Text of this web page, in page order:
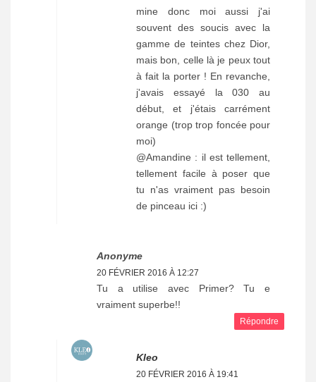
mine donc moi aussi j'ai
souvent des soucis avec la
gamme de teintes chez Dior,
mais bon, celle là je peux tout
à fait la porter ! En revanche,
j'avais essayé la 030 au
début, et j'étais carrément
orange (trop trop foncée pour
moi)
@Amandine : il est tellement,
tellement facile à poser que
tu n'as vraiment pas besoin
de pinceau ici :)
Anonyme
20 FÉVRIER 2016 À 12:27
Tu a utilise avec Primer? Tu e
vraiment superbe!!
Répondre
Kleo
20 FÉVRIER 2016 À 19:41